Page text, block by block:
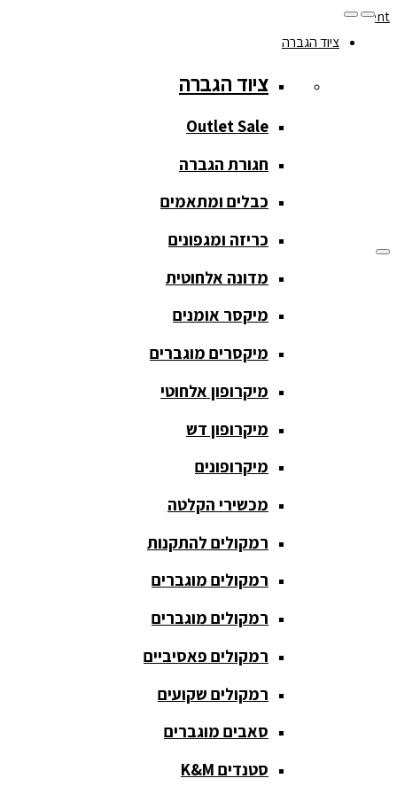
Skip to content
077-208-0290
מעקב הזמנות
ציוד הגברה
Outlet Sale
חגורת הגברה
כבלים
ומתאמים
כריזה
ומגפונים
מדונה
אלחוטית
מיקסר
מוגברים
מיקרופון
ציוד הגברה
ציוד הגברה
Outlet Sale
חגורת הגברה
כבלים ומתאמים
כריזה ומגפונים
מדונה אלחוטית
מיקסר אומנים
מיקסרים מוגברים
מיקרופון אלחוטי
מיקרופון דש
מיקרופונים
מכשירי הקלטה
רמקולים להתקנות
רמקולים מוגברים
רמקולים מוגברים
רמקולים פאסיביים
רמקולים שקועים
סאבים מוגברים
סטנדים K&M